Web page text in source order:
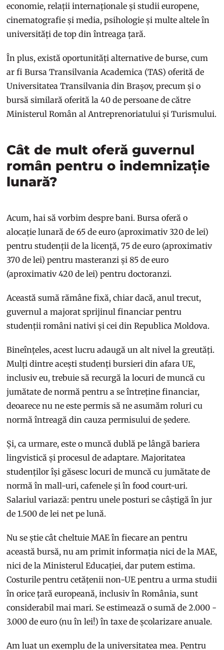
economie, relații internaționale și studii europene,
cinematografie și media, psihologie și multe altele în
universități de top din întreaga țară.
În plus, există oportunități alternative de burse, cum
ar fi Bursa Transilvania Academica (TAS) oferită de
Universitatea Transilvania din Brașov, precum și o
bursă similară oferită la 40 de persoane de către
Ministerul Român al Antreprenoriatului și Turismului.
Cât de mult oferă guvernul
român pentru o indemnizație
lunară?
Acum, hai să vorbim despre bani. Bursa oferă o
alocație lunară de 65 de euro (aproximativ 320 de lei)
pentru studenții de la licență, 75 de euro (aproximativ
370 de lei) pentru masteranzi și 85 de euro
(aproximativ 420 de lei) pentru doctoranzi.
Această sumă rămâne fixă, chiar dacă, anul trecut,
guvernul a majorat sprijinul financiar pentru
studenții români nativi și cei din Republica Moldova.
Bineînțeles, acest lucru adaugă un alt nivel la greutăți.
Mulți dintre acești studenți bursieri din afara UE,
inclusiv eu, trebuie să recurgă la locuri de muncă cu
jumătate de normă pentru a se întreține financiar,
deoarece nu ne este permis să ne asumăm roluri cu
normă întreagă din cauza permisului de ședere.
Și, ca urmare, este o muncă dublă pe lângă bariera
lingvistică și procesul de adaptare. Majoritatea
studenților își găsesc locuri de muncă cu jumătate de
normă în mall-uri, cafenele și în food court-uri.
Salariul variază: pentru unele posturi se câștigă în jur
de 1.500 de lei net pe lună.
Nu se știe cât cheltuie MAE în fiecare an pentru
această bursă, nu am primit informația nici de la MAE,
nici de la Ministerul Educației, dar putem estima.
Costurile pentru cetățenii non-UE pentru a urma studii
în orice țară europeană, inclusiv în România, sunt
considerabil mai mari. Se estimează o sumă de 2.000 -
3.000 de euro (nu în lei!) în taxe de școlarizare anuale.
Am luat un exemplu de la universitatea mea. Pentru